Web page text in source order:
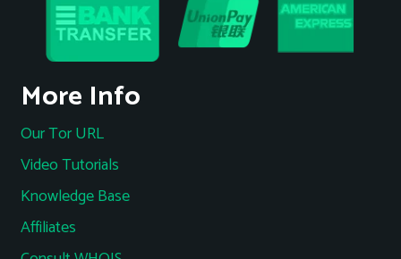
More Info
Our Tor URL
Video Tutorials
Knowledge Base
Affiliates